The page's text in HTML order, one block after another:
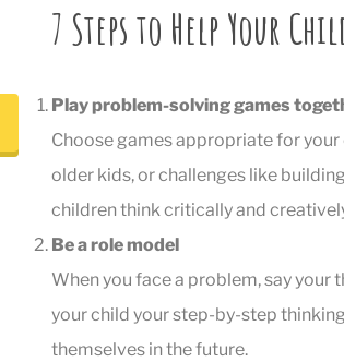
7 Steps to Help Your
Play problem-solving games
Choose games appropriate for
older kids, or challenges like
children think critically and
Be a role model
When you face a problem, say
your child your step-by-step
themselves in the future.